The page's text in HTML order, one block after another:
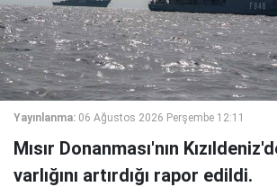
Yayınlanma: 06 Ağustos 2026 Perşembe 12:11
Mısır Donanması'nın
varlığını artırdığı rapor edildi.